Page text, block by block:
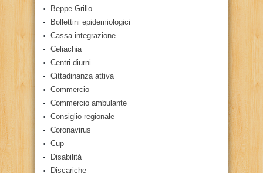
Beppe Grillo
Bollettini epidemiologici
Cassa integrazione
Celiachia
Centri diurni
Cittadinanza attiva
Commercio
Commercio ambulante
Consiglio regionale
Coronavirus
Cup
Disabilità
Discariche